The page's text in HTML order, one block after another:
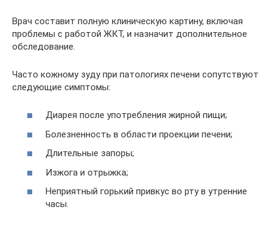
Врач составит полную клиническую картину, включая
проблемы с работой ЖКТ, и назначит дополнительное
обследование.
Часто кожному зуду при патологиях печени сопутствуют
следующие симптомы:
Диарея после употребления жирной пищи;
Болезненность в области проекции печени;
Длительные запоры;
Изжога и отрыжка;
Неприятный горький привкус во рту в утренние
часы.